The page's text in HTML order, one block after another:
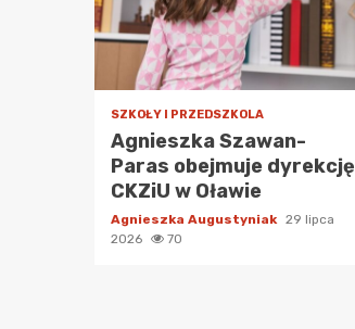
SZKOŁY I PRZEDSZKOLA
Agnieszka Szawan-
Paras obejmuje dyrekcję
CKZiU w Oławie
Agnieszka Augustyniak 29 lipca
2026
70